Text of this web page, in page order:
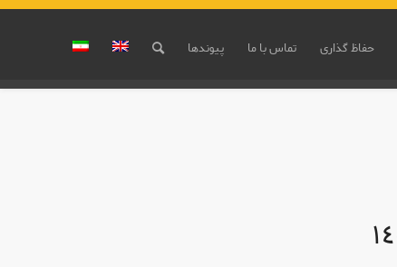
حفاظ گذاری تماس با ما پیوندها